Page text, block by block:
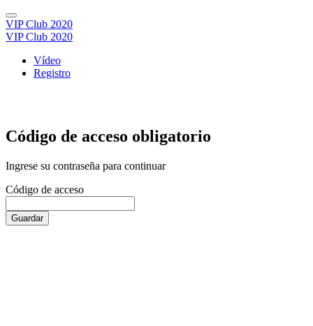
VIP Club 2020
VIP Club 2020
Vídeo
Registro
Código de acceso obligatorio
Ingrese su contraseña para continuar
Código de acceso
Guardar